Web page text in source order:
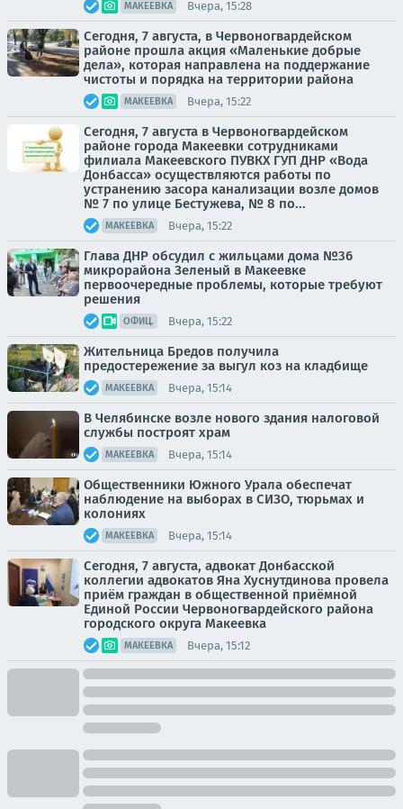
МАКЕЕВКА Вчера, 15:28
Сегодня, 7 августа, в Червоногвардейском
районе прошла акция «Маленькие добрые
дела», которая направлена на поддержание
чистоты и порядка на территории района
МАКЕЕВКА Вчера, 15:22
Сегодня, 7 августа в Червоногвардейском
районе города Макеевки сотрудниками
филиала Макеевского ПУВКХ ГУП ДНР «Вода
Донбасса» осуществляются работы по
устранению засора канализации возле домов
№ 7 по улице Бестужева, № 8 по...
МАКЕЕВКА Вчера, 15:22
Глава ДНР обсудил с жильцами дома №36
микрорайона Зеленый в Макеевке
первоочередные проблемы, которые требуют
решения
ОФИЦ. Вчера, 15:22
Жительница Бредов получила
предостережение за выгул коз на кладбище
МАКЕЕВКА Вчера, 15:14
В Челябинске возле нового здания налоговой
службы построят храм
МАКЕЕВКА Вчера, 15:14
Общественники Южного Урала обеспечат
наблюдение на выборах в СИЗО, тюрьмах и
колониях
МАКЕЕВКА Вчера, 15:14
Сегодня, 7 августа, адвокат Донбасской
коллегии адвокатов Яна Хуснутдинова провела
приём граждан в общественной приёмной
Единой России Червоногвардейского района
городского округа Макеевка
МАКЕЕВКА Вчера, 15:12